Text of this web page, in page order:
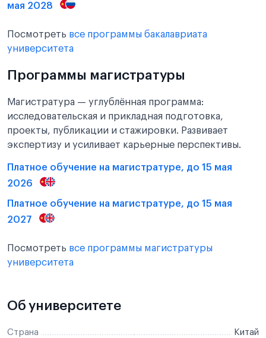
мая 2028
Посмотреть все программы бакалавриата
университета
Программы магистратуры
Магистратура — углублённая программа:
исследовательская и прикладная подготовка,
проекты, публикации и стажировки. Развивает
экспертизу и усиливает карьерные перспективы.
Платное обучение на магистратуре, до 15 мая
2026
Платное обучение на магистратуре, до 15 мая
2027
Посмотреть все программы магистратуры
университета
Об университете
Страна Китай